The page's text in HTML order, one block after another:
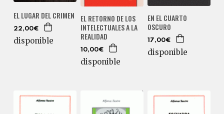
EL LUGAR DEL CRIMEN
22,00€
disponible
EL RETORNO DE LOS
INTELECTUALES A LA
REALIDAD
10,00€
disponible
EN EL CUARTO
OSCURO
17,00€
disponible